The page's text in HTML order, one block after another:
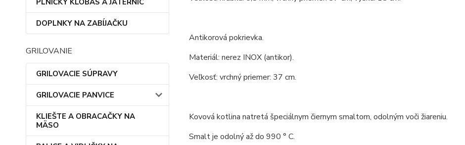
PLNIČKY KLOBÁS A JATERNÍC
DOPLNKY NA ZABÍJAČKU
GRILOVANIE
GRILOVACIE SÚPRAVY
GRILOVACIE PANVICE
KLIEŠTE A OBRACAČKY NA
MÄSO
Antikorová pokrievka.
Materiál: nerez INOX (antikor).
Veľkosť: vrchný priemer: 37 cm.
Kovová kotlina natretá špeciálnym čiernym smaltom, odolným voči žiareniu.
Smalt je odolný až do 990 ° C.